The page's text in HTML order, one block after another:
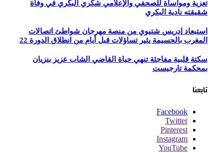
تعزية ومواساة للصحفي والإعلامي شكري البكري في وفاة
شقيقته نادية البكري
استبعاد إدريس شتيوي من منصة مهرجان شواطئ اتصالات
المغرب بالحسيمة يثير تساؤلات قبل أيام من انطلاق الدورة 22
سكتة قلبية مفاجئة تنهي حياة القاضي الشاب عزيز بنزيان
بمحكمة تارجيست
تابعنا
Facebook
Twitter
Pinterest
Instagram
YouTube